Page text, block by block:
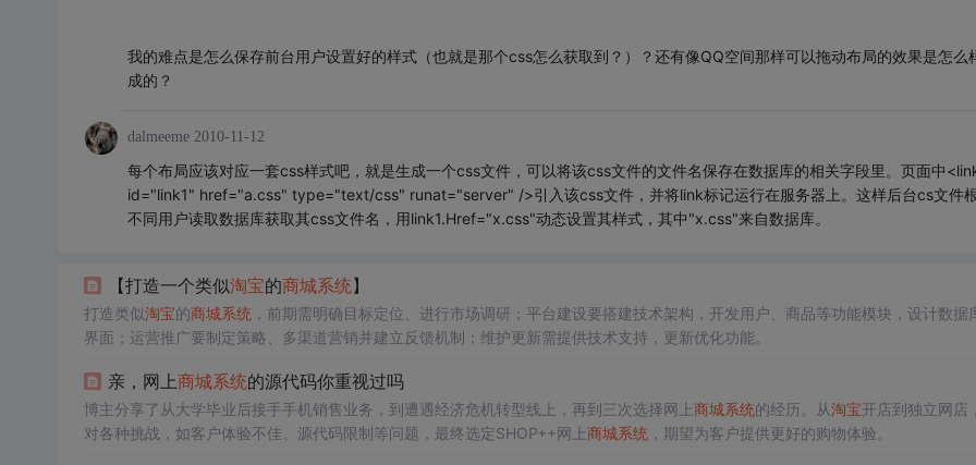
我的难点是怎么保存前台用户设置好的样式（也就是那个css怎么获取到？）？还有像QQ空间那样可以拖动布局的效果是怎么
成的？
dalmeeme 2010-11-12
每个布局应该对应一套css样式吧，就是生成一个css文件，可以将该css文件的文件名保存在数据库的相关字段里。页面中
id="link1" href="a.css" type="text/css" runat="server" />引入该css文件，并将link标记运行在服务器上。这样后台cs文件
不同用户读取数据库获取其css文件名，用link1.Href="x.css"动态设置其样式，其中"x.css"来自数据库。
【打造一个类似淘宝的商城系统】
打造类似淘宝的商城系统 ，前期需明确目标定位、进行市场调研；平台建设要搭建技术架构，开发用户、商品等功能模块，设计数据
界面；运营推广要制定策略、多渠道营销并建立反馈机制；维护更新需提供技术支持，更新优化功能。
亲，网上商城系统的源代码你重视过吗
博主分享了从大学毕业后接手手机销售业务，到遭遇经济危机转型线上，再到三次选择网上商城系统的经历。从淘宝开店到独立网店
对各种挑战，如客户体验不佳、源代码限制等问题，最终选定SHOP++网上商城系统 ，期望为客户提供更好的购物体验。